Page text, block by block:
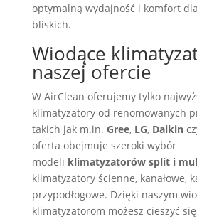
optymalną wydajność i komfort
bliskich.
Wiodące
naszej ofercie
W AirClean oferujemy tylko
klimatyzatory od renomowanych
takich jak m.in. Gree, LG, Daikin
oferta obejmuje szeroki wybór
modeli klimatyzatorów split i
klimatyzatory ścienne, kanałowe,
przypodłogowe. Dzięki naszym
klimatyzatorom możesz cieszyć